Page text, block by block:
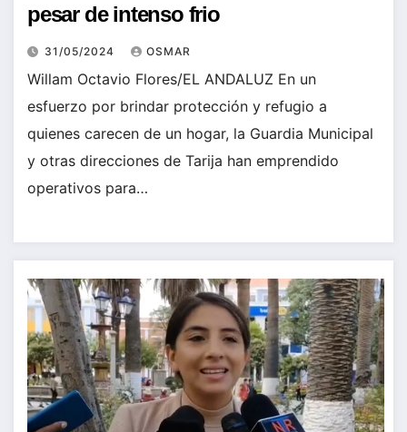
pesar de intenso frio
31/05/2024 OSMAR
Willam Octavio Flores/EL ANDALUZ En un
esfuerzo por brindar protección y refugio a
quienes carecen de un hogar, la Guardia Municipal
y otras direcciones de Tarija han emprendido
operativos para…